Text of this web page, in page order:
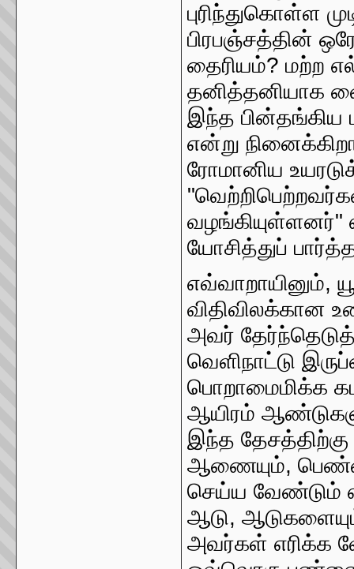
புரிந்துகொள்ள
பிரபஞ்சத்தின்
தைரியம்? மற்ற
தனித்தனியாக
இந்த பின்தங்கிய
என்று
ரோமானிய
வழங்கியுள்ளனர்"
யோசித்துப்
எவ்வாறாயினும்,
விதிவிலக்கான
அவர்
வெளிநாட்டு
பொறாமைமிக்க
ஆயிரம்
இந்த
ஆணையும்,
செய்ய வேண்டும்
ஆடு,
அவர்கள் எரிக்க